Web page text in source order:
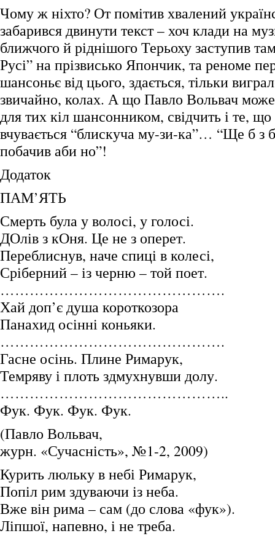
Чому ж ніхто? От помітив хвалений
забарився двинути текст – хоч клади на
ближчого й ріднішого Терьоху заступив
Русі” на прізвисько Япончик, та реноме
шансоньє від цього, здається, тільки
звичайно, колах. А що Павло Вольвач
для тих кіл шансонником, свідчить і те,
вчувається “блискуча му-зи-ка”… “Ще б з
побачив аби но”!
Додаток
ПАМ’ЯТЬ
Смерть була у волосі, у голосі.
ДОлів з кОня. Це не з оперет.
Переблиснув, наче спиці в колесі,
Сріберний – із черню – той поет.
……………………………………….
Хай доп’є душа короткозора
Панахид осінні коньяки.
……………………………………….
Гасне осінь. Плине Римарук,
Темряву і плоть здмухнувши долу.
………………………………………..
Фук. Фук. Фук. Фук.
(Павло Вольвач,
журн. «Сучасність», №1-2, 2009)
Курить люльку в небі Римарук,
Попіл рим здуваючи із неба.
Вже він рима – сам (до слова «фук»).
Ліпшої, напевно, і не треба.